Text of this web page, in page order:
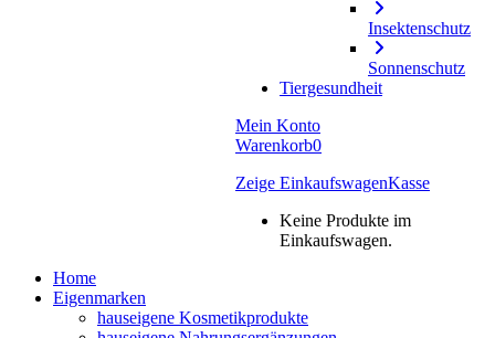
Insektenschutz
Sonnenschutz
Tiergesundheit
Mein Konto
Warenkorb0
Zeige EinkaufswagenKasse
Keine Produkte im
Einkaufswagen.
Home
Eigenmarken
hauseigene Kosmetikprodukte